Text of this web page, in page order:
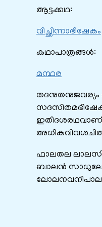
ആട്ടക്കഥ:
വിച്ഛിന്നാഭിഷേകം
കഥാപാത്രങ്ങൾ:
മന്ഥര
ഫാലതല
ബാലന്‍